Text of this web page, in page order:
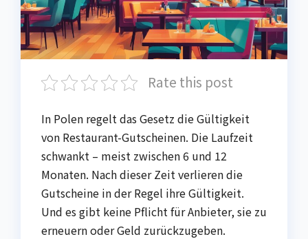
Rate this post
In Polen regelt das Gesetz die Gültigkeit
von Restaurant-Gutscheinen. Die Laufzeit
schwankt – meist zwischen 6 und 12
Monaten. Nach dieser Zeit verlieren die
Gutscheine in der Regel ihre Gültigkeit.
Und es gibt keine Pflicht für Anbieter, sie zu
erneuern oder Geld zurückzugeben.